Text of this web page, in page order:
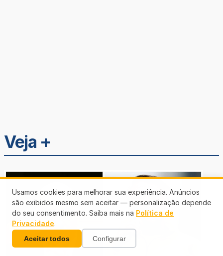
Veja +
Usamos cookies para melhorar sua experiência. Anúncios
são exibidos mesmo sem aceitar — personalização depende
do seu consentimento. Saiba mais na Política de
Privacidade.
Aceitar todos Configurar